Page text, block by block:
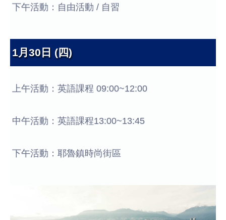
下午活動：自由活動 / 自習
1月30日 (四)
上午活動：英語課程 09:00~12:00
中午活動：英語課程13:00~13:45
下午活動：耶魯鎮時尚街區